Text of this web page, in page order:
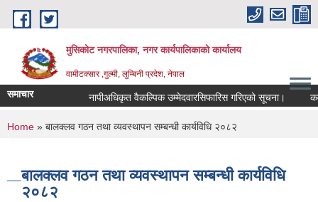
Skip to main content
मुसिकोट नगरपालिका, नगर कार्यपालिकाकाे कार्यालय
वामीटक्सार ,गुल्मी, लुम्बिनी प्रदेश, नेपाल
समाचार नापीअधिकृत वैकल्पिक उम्मेदवारसिफारिस गरिएको सूचना।
You are here
Home » बालक्लव गठन तथा व्यवस्थापन सम्बन्धी कार्यविधि २०८२
बालक्लव गठन तथा व्यवस्थापन सम्बन्धी कार्यविधि
२०८२